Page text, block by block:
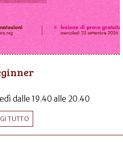
dalle 19.40 alle 20.40
TUTTO